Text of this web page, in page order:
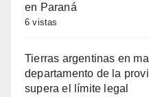
en Paraná
6 vistas
Tierras argentinas en
departamento de la
supera el límite legal